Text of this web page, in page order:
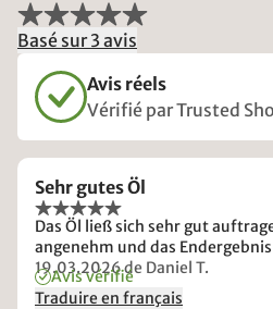
Basé sur 3 avis
Avis réels
Vérifié par Trusted
Sehr gutes Öl
Das Öl ließ sich sehr gut
angenehm und das
19.03.2026de Daniel T.
Avis vérifié
Traduire en français